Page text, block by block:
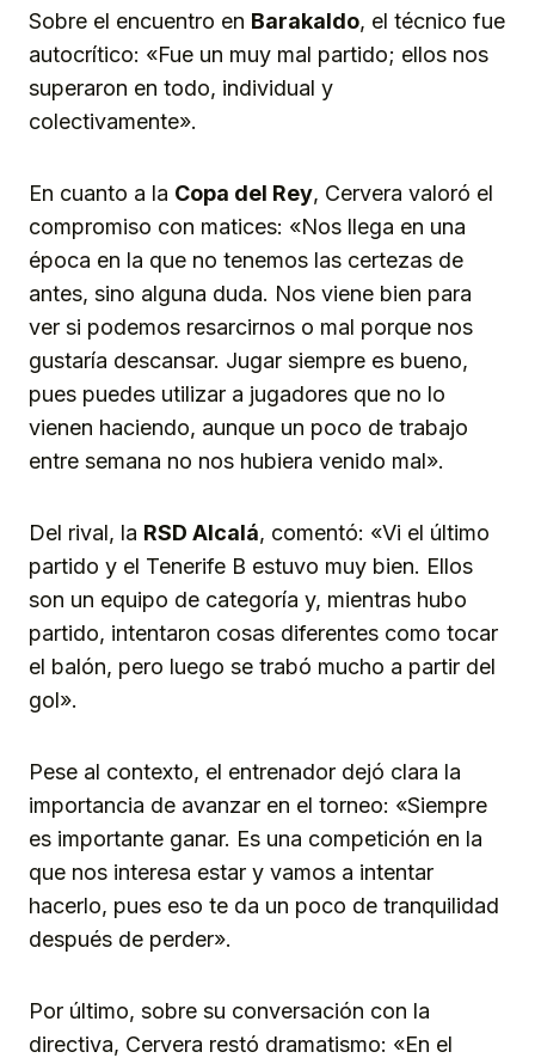
Sobre el encuentro en Barakaldo, el técnico fue
autocrítico: «Fue un muy mal partido; ellos nos
superaron en todo, individual y
colectivamente».
En cuanto a la Copa del Rey, Cervera valoró el
compromiso con matices: «Nos llega en una
época en la que no tenemos las certezas de
antes, sino alguna duda. Nos viene bien para
ver si podemos resarcirnos o mal porque nos
gustaría descansar. Jugar siempre es bueno,
pues puedes utilizar a jugadores que no lo
vienen haciendo, aunque un poco de trabajo
entre semana no nos hubiera venido mal».
Del rival, la RSD Alcalá, comentó: «Vi el último
partido y el Tenerife B estuvo muy bien. Ellos
son un equipo de categoría y, mientras hubo
partido, intentaron cosas diferentes como tocar
el balón, pero luego se trabó mucho a partir del
gol».
Pese al contexto, el entrenador dejó clara la
importancia de avanzar en el torneo: «Siempre
es importante ganar. Es una competición en la
que nos interesa estar y vamos a intentar
hacerlo, pues eso te da un poco de tranquilidad
después de perder».
Por último, sobre su conversación con la
directiva, Cervera restó dramatismo: «En el